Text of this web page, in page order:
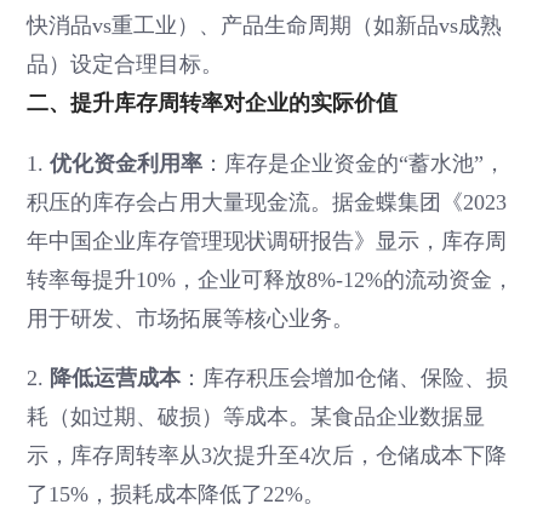
快消品vs重工业）、产品生命周期（如新品vs成熟
品）设定合理目标。
二、提升库存周转率对企业的实际价值
1.优化资金利用率 ：库存是企业资金的“蓄水池”，
积压的库存会占用大量现金流。据金蝶集团《2023
年中国企业库存管理现状调研报告》显示，库存周
转率每提升10%，企业可释放8%-12%的流动资金，
用于研发、市场拓展等核心业务。
2. 降低运营成本：库存积压会增加仓储、保险、损
耗（如过期、破损）等成本。某食品企业数据显
示，库存周转率从3次提升至4次后，仓储成本下降
了15%，损耗成本降低了22%。